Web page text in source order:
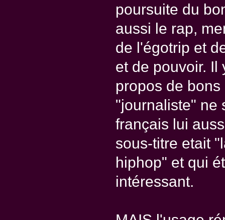
poursuite du
aussi le rap,
de l'égotrip et
et de pouvoir. Il
propos de
"journaliste" ne
français lui
sous-titre etait
hiphop" et qui
intéressant.